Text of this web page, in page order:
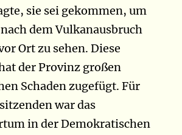
sie sei gekommen, um
dem Vulkanausbruch
Ort zu sehen. Diese
der Provinz großen
Schaden zugefügt. Für
war das
in der Demokratischen